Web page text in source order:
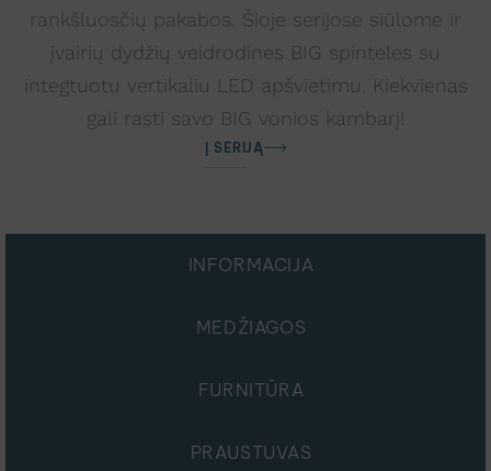
rankšluosčių pakabos. Šioje serijose siūlome ir
įvairių dydžių veidrodines BIG spinteles su
integtuotu vertikaliu LED apšvietimu. Kiekvienas
gali rasti savo BIG vonios kambarį!
Į SERIJĄ
INFORMACIJA
MEDŽIAGOS
FURNITŪRA
PRAUSTUVAS